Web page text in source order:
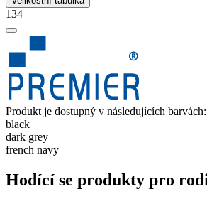
134
Produkt je dostupný v následujících barvách:
black
dark grey
french navy
Hodící se produkty pro